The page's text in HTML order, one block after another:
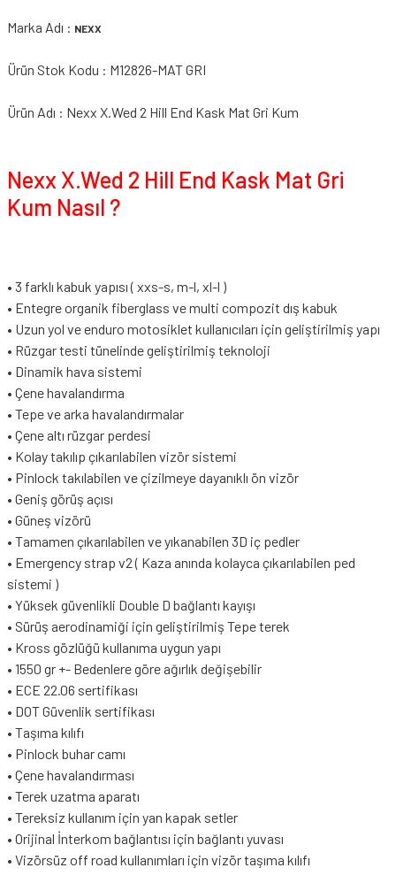
Marka Adı : NEXX
Ürün Stok Kodu : M12826-MAT GRI
Ürün Adı : Nexx X.Wed 2 Hill End Kask Mat Gri Kum
Nexx X.Wed 2 Hill End Kask Mat Gri
Kum Nasıl ?
• 3 farklı kabuk yapısı ( xxs-s, m-l, xl-l )
• Entegre organik fiberglass ve multi compozit dış kabuk
• Uzun yol ve enduro motosiklet kullanıcıları için geliştirilmiş yapı
• Rüzgar testi tünelinde geliştirilmiş teknoloji
• Dinamik hava sistemi
• Çene havalandırma
• Tepe ve arka havalandırmalar
• Çene altı rüzgar perdesi
• Kolay takılıp çıkarılabilen vizör sistemi
• Pinlock takılabilen ve çizilmeye dayanıklı ön vizör
• Geniş görüş açısı
• Güneş vizörü
• Tamamen çıkarılabilen ve yıkanabilen 3D iç pedler
• Emergency strap v2 ( Kaza anında kolayca çıkarılabilen ped
sistemi )
• Yüksek güvenlikli Double D bağlantı kayışı
• Sürüş aerodinamiği için geliştirilmiş Tepe terek
• Kross gözlüğü kullanıma uygun yapı
• 1550 gr +- Bedenlere göre ağırlık değişebilir
• ECE 22.06 sertifikası
• DOT Güvenlik sertifikası
• Taşıma kılıfı
• Pinlock buhar camı
• Çene havalandırması
• Terek uzatma aparatı
• Tereksiz kullanım için yan kapak setler
• Orijinal İnterkom bağlantısı için bağlantı yuvası
• Vizörsüz off road kullanımları için vizör taşıma kılıfı